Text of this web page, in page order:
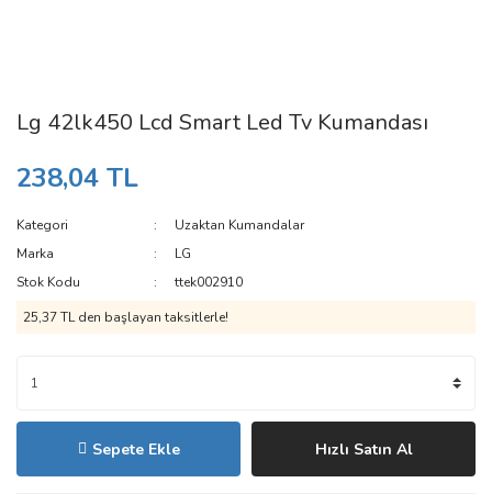
Lg 42lk450 Lcd Smart Led Tv Kumandası
238,04 TL
Kategori
Uzaktan Kumandalar
Marka
LG
Stok Kodu
ttek002910
25,37 TL den başlayan taksitlerle!
Sepete Ekle Hızlı Satın Al